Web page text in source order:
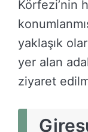
Körfezi’nin
yaklaşık
yer alan
ziyaret